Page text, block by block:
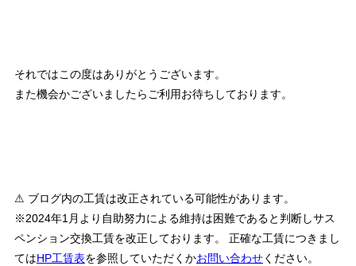
それではこの度はありがとうございます。
また機会かございましたらご利用お待ちしております。
⚠ ブログ内の工賃は改正されている可能性があります。
※2024年1月より自助努力による維持は困難であると判断しサス
ペンション交換工賃を改正しております。 正確な工賃につきまし
てはHP工賃表を参照していただくかお問い合わせください。